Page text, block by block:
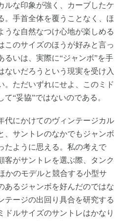
ルな印象が強く、カーブしたケ
。手首全体を覆うことなく、ほ
うな自然なつけ心地が楽しめる
このサイズのほうが好みと言っ
るいは、実際に“ジャンボ”を手
ないだろうという現実を受け入
。ただいずれにせよ、このミド
“妥協”ではないのである。
代にかけてのヴィンテージカル
、サントレのなかでもジャンボ
たように思える。私の考えで
客がサントレを選ぶ際、タンク
かのモデルと競合する小型サ
あるジャンボを好んだのではな
テージの出回り具合を研究する
ドルサイズのサントレはかなり